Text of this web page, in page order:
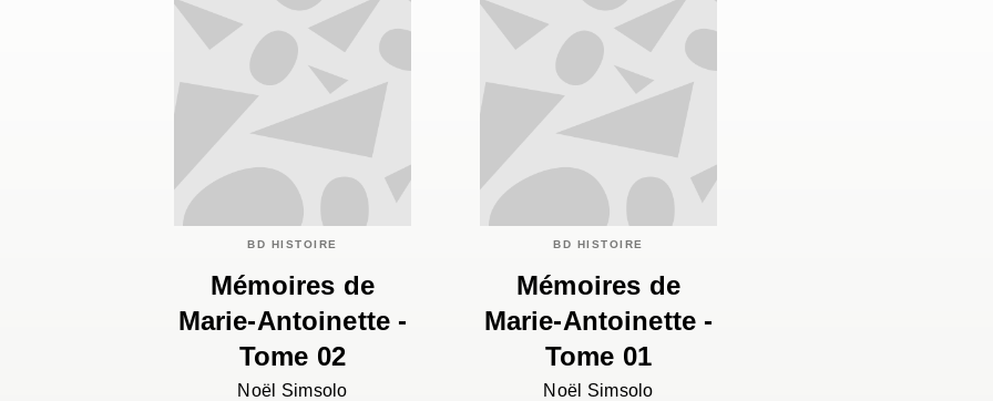
BD HISTOIRE
Mémoires de
Marie-Antoinette -
Tome 02
Noël Simsolo
BD HISTOIRE
Mémoires de
Marie-Antoinette -
Tome 01
Noël Simsolo